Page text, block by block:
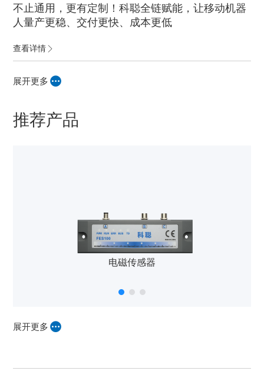
不止通用，更有定制！科聪全链赋能，让移动机器
人量产更稳、交付更快、成本更低
查看详情
展开更多
推荐产品
电磁传感器
展开更多